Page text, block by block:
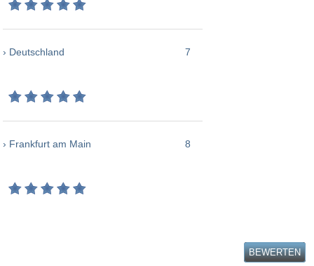
› Deutschland 7
› Frankfurt am Main 8
BEWERTEN